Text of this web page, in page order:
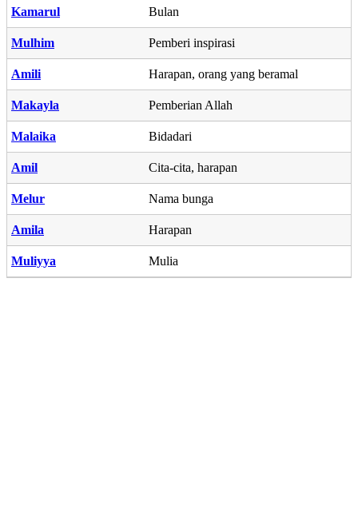
Kamarul Bulan
Mulhim Pemberi inspirasi
Amili Harapan, orang yang beramal
Makayla Pemberian Allah
Malaika Bidadari
Amil Cita-cita, harapan
Melur Nama bunga
Amila Harapan
Muliyya Mulia